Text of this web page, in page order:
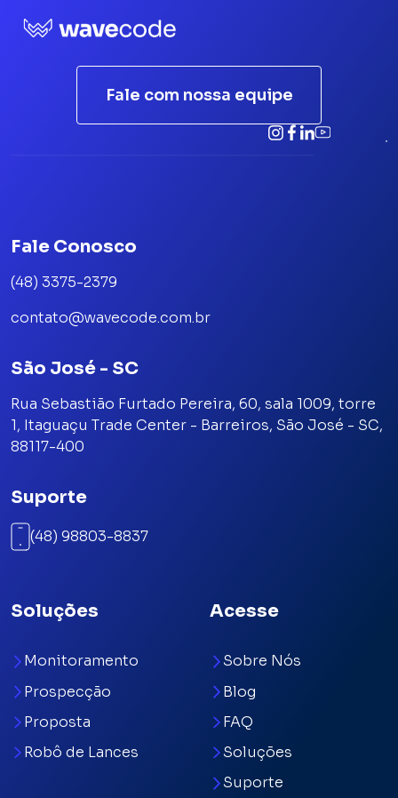
Fale com nossa equipe
Fale Conosco
(48) 3375-2379
contato@wavecode.com.br
São José - SC
Rua Sebastião Furtado Pereira, 60, sala 1009, torre
1, Itaguaçu Trade Center - Barreiros, São José - SC,
88117-400
Suporte
(48) 98803-8837
Soluções
Monitoramento
Prospecção
Proposta
Robô de Lances
Acesse
Sobre Nós
Blog
FAQ
Soluções
Suporte